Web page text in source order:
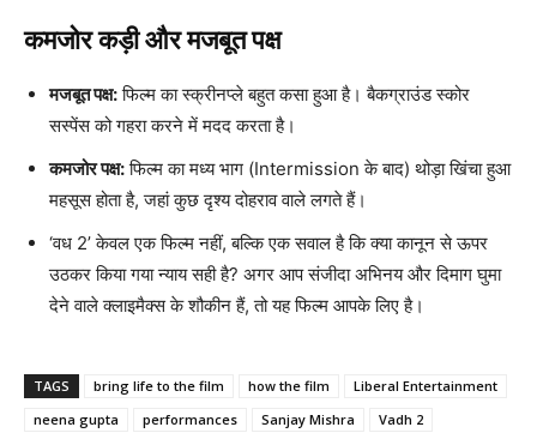
कमजोर कड़ी और मजबूत पक्ष
मजबूत पक्ष:फिल्म का स्क्रीनप्ले बहुत कसा हुआ है। बैकग्राउंड स्कोर
सस्पेंस को गहरा करने में मदद करता है।
कमजोर पक्ष:फिल्म का मध्य भाग (Intermission के बाद) थोड़ा खिंचा हुआ
महसूस होता है, जहां कुछ दृश्य दोहराव वाले लगते हैं।
‘वध 2’ केवल एक फिल्म नहीं, बल्कि एक सवाल है कि क्या कानून से ऊपर
उठकर किया गया न्याय सही है? अगर आप संजीदा अभिनय और दिमाग घुमा
देने वाले क्लाइमैक्स के शौकीन हैं, तो यह फिल्म आपके लिए है।
TAGS bring life to the film how the film
Liberal Entertainment
neena gupta
performances Sanjay Mishra Vadh 2